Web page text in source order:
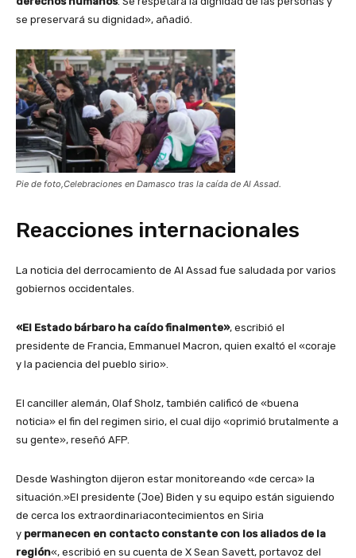
se preservará su dignidad», añadió.
Pie de foto,Celebraciones en Damasco tras la caída de Al Assad.
Reacciones internacionales
La noticia del derrocamiento de Al Assad fue saludada por varios
gobiernos occidentales.
«El Estado bárbaro ha caído finalmente», escribió el
presidente de Francia, Emmanuel Macron, quien exaltó el «coraje
y la paciencia del pueblo sirio».
El canciller alemán, Olaf Sholz, también calificó de «buena
noticia» el fin del regimen sirio, el cual dijo «oprimió brutalmente a
su gente», reseñó AFP.
Desde Washington dijeron estar monitoreando «de cerca» la
situación.»El presidente (Joe) Biden y su equipo están siguiendo
de cerca los extraordinariacontecimientos en Siria
y permanecen en contacto constante con los aliados de la
región«, escribió en su cuenta de X Sean Savett, portavoz del